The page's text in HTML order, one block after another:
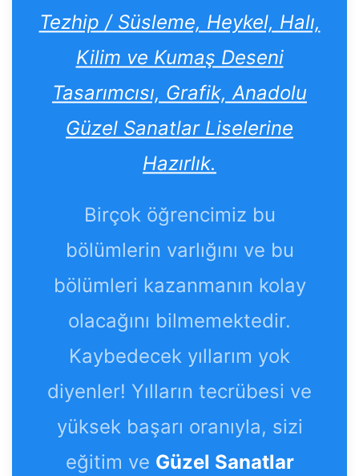
Tezhip / Süsleme, Heykel, Halı,
Kilim ve Kumaş Deseni
Tasarımcısı, Grafik, Anadolu
Güzel Sanatlar Liselerine
Hazırlık.
Birçok öğrencimiz bu
bölümlerin varlığını ve bu
bölümleri kazanmanın kolay
olacağını bilmemektedir.
Kaybedecek yıllarım yok
diyenler! Yılların tecrübesi ve
yüksek başarı oranıyla, sizi
eğitim ve Güzel Sanatlar